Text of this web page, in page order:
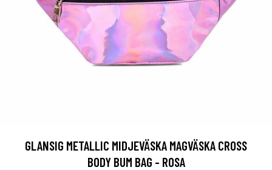
GLANSIG METALLIC MIDJEVÄSKA MAGVÄSKA CROSS
BODY BUM BAG - ROSA